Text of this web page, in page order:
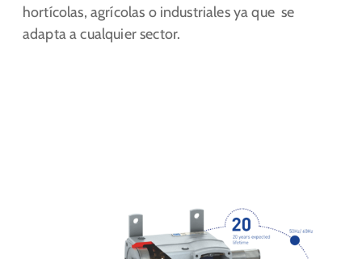
hortícolas, agrícolas o industriales ya que se
adapta a cualquier sector.